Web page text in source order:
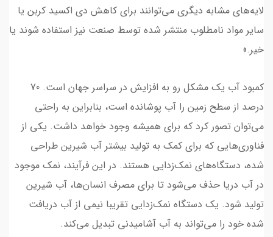
لایه‌های مشابه دیگری می‌توانند برای کاهش دی اکسید کربن یا
سایر مواد نامطلوب منتشر شده توسط صنعت نیز استفاده شوند یا
خیر.»
کمبود آب یک مشکل رو به افزایش در سراسر جهان است. 70
درصد از سطح زمین را آب پوشانده است، بنابراین به راحتی
می‌توان تصور کرد که برای همیشه وجود خواهد داشت. یکی از
فناوری‌هایی که برای کمک به تولید بیشتر آب شیرین طراحی
شده، دستگاه‌های نمک‌زدایی هستند. در این فرآیند، نمک موجود
در آب دریا حذف می‌شود تا برای مصرف انسان‌‎ها، آب شیرین
تولید شود. یک دستگاه نمک‌زدایی تقریبا نیمی از آب دریافت
شده خود را می‌تواند به آب آشامیدنی تبدیل می‌کند.